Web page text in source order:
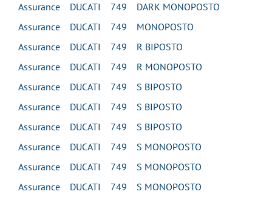
Assurance DUCATI 749 DARK MONOPOSTO
Assurance DUCATI 749 MONOPOSTO
Assurance DUCATI 749 R BIPOSTO
Assurance DUCATI 749 R MONOPOSTO
Assurance DUCATI 749 S BIPOSTO
Assurance DUCATI 749 S BIPOSTO
Assurance DUCATI 749 S BIPOSTO
Assurance DUCATI 749 S MONOPOSTO
Assurance DUCATI 749 S MONOPOSTO
Assurance DUCATI 749 S MONOPOSTO